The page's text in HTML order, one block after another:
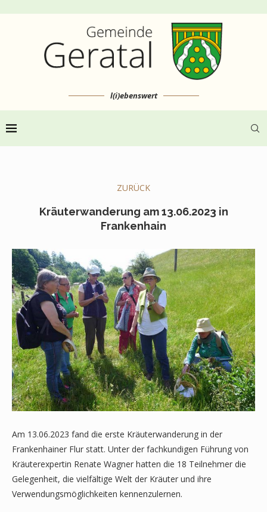
l(i)ebenswert
ZURÜCK
Kräuterwanderung am 13.06.2023 in
Frankenhain
Am 13.06.2023 fand die erste Kräuterwanderung in der
Frankenhainer Flur statt. Unter der fachkundigen Führung von
Kräuterexpertin Renate Wagner hatten die 18 Teilnehmer die
Gelegenheit, die vielfältige Welt der Kräuter und ihre
Verwendungsmöglichkeiten kennenzulernen.